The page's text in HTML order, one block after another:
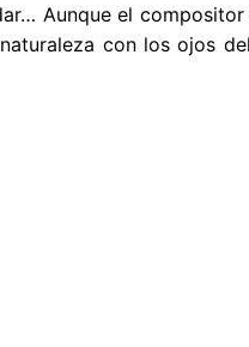
Aunque el
con los ojos